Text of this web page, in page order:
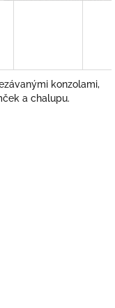
konzolami,
a chalupu.